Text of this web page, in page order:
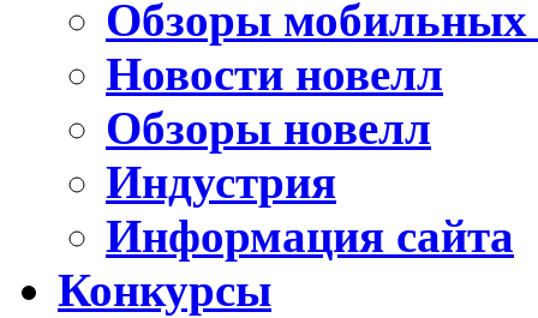
Обзоры мобильных
Новости новелл
Обзоры новелл
Индустрия
Информация сайта
Конкурсы